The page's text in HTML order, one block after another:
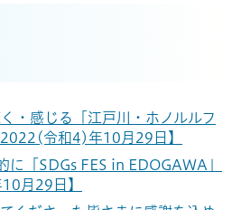
・感じる「江戸川・ホノルルフ
令和4)年10月29日】
に「SDGs FES in EDOGAWA」
月29日】